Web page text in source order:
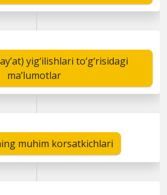
yig‘ilishlari to‘g‘risidagi
ma’lumotlar
muhim korsatkichlari